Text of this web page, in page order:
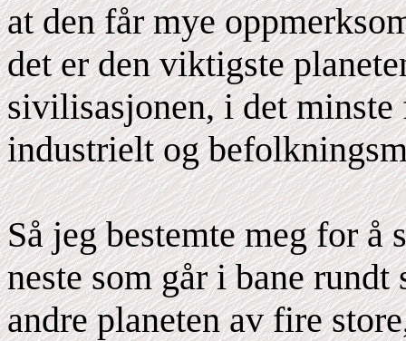
at den får mye
det er den viktigste
sivilisasjonen, i det
industrielt og
Så jeg bestemte meg for å
neste som går i bane
andre planeten av fire